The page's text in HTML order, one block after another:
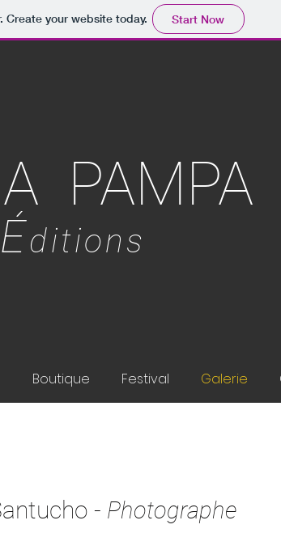
your website today. Start Now
PAMPA
Éditions
Boutique Festival Galerie
- Photographe